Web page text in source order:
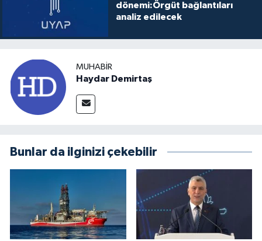
dönemi:Örgüt bağlantıları
analiz edilecek
MUHABIR
Haydar Demirtaş
Bunlar da ilginizi çekebilir